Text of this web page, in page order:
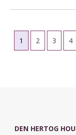
1 2 3 4
DEN HERTOG